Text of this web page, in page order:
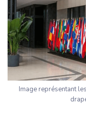
Image représentant